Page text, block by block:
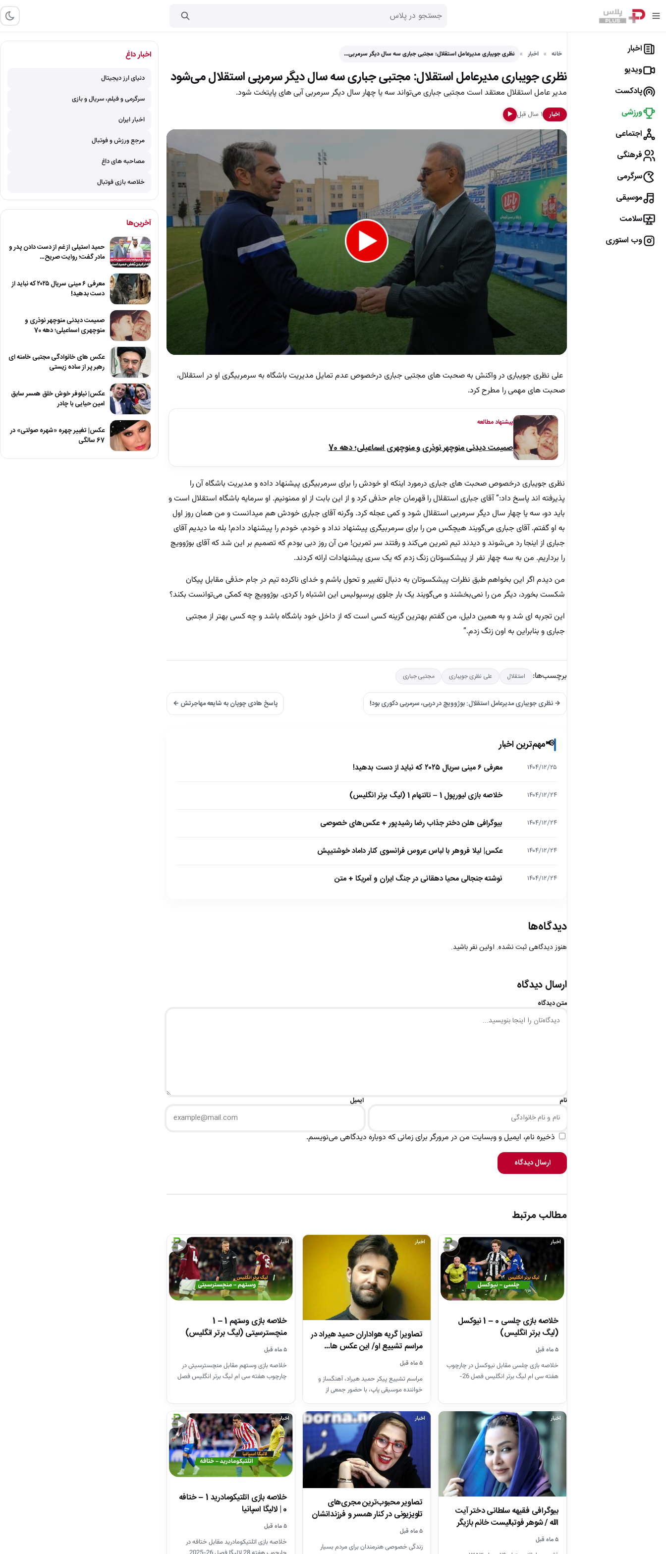
اخبار
ویدیو
پادکست
ورزشی
اجتماعی
فرهنگی
سرگرمی
موسیقی
سلامت
وب استوری
خانه اخبار نظری جویباری مدیرعامل استقلال: مجتبی جباری سه سال دیگر سرمربی…
نظری جویباری مدیرعامل استقلال: مجتبی جباری سه سال دیگر سرمربی استقلال می‌شود
مدیر عامل استقلال معتقد است مجتبی جباری می‌تواند سه یا چهار سال دیگر سرمربی آبی های پایتخت شود.
اخبار ۱ سال قبل ▶
secondsVolume
90%
علی نظری جویباری در واکنش به صحبت های مجتبی جباری درخصوص عدم تمایل مدیریت باشگاه به سرمربیگری او در استقلال،
صحبت های مهمی را مطرح کرد.
پیشنهاد مطالعه
صمیمت دیدنی منوچهر نوذری و منوچهری اسماعیلی؛ دهه 70
نظری جویباری درخصوص صحبت های جباری درمورد اینکه او خودش را برای سرمربیگری پیشنهاد داده و مدیریت باشگاه آن را
پذیرفته اند پاسخ داد:” آقای جباری استقلال را قهرمان جام حذفی کرد و از این بابت از او ممنونیم. او سرمایه باشگاه استقلال است و
باید دو، سه یا چهار سال دیگر سرمربی استقلال شود و کمی عجله کرد‌. وگرنه آقای جباری خودش هم میدانست و من همان روز اول
به او گفتم. آقای جباری می‌گویند هیچکس من را برای سرمربیگری پیشنهاد نداد و خودم، خودم را پیشنهاد دادم! بله ما دیدیم آقای
جباری از اینجا رد می‌شوند و دیدند تیم تمرین می‌کند و رفتند سر تمرین! من آن روز دبی بودم که تصمیم بر این شد که آقای بوژوویچ
را برداریم. من به سه چهار نفر از پیشکسوتان زنگ زدم که یک سری پیشنهادات ارائه کردند.
من دیدم اگر این بخواهم طبق نظرات پیشکسوتان به دنبال تغییر و تحول باشم و خدای ناکرده تیم در جام حذفی مقابل پیکان
شکست بخورد، دیگر من را نمی‌بخشند و می‌گویند یک بار جلوی پرسپولیس این اشتباه را کردی. بوژوویچ چه کمکی می‌توانست بکند؟
این تجربه ای شد و به همین دلیل، من گفتم بهترین گزینه کسی است که از داخل خود باشگاه باشد و چه کسی بهتر از مجتبی
جباری و بنابراین به اون زنگ زدم.”
برچسب‌ها: استقلال علی نظری جویباری مجتبی جباری
→ نظری جویباری مدیرعامل استقلال: بوژوویچ در دربی، سرمربی دکوری بود! پاسخ هادی چوپان به شایعه مهاجرتش ←
📢مهم‌ترین اخبار
۱۴۰۴/۱۲/۲۵ معرفی ۶ مینی سریال ۲۰۲۵ که نباید از دست بدهید!
۱۴۰۴/۱۲/۲۴ خلاصه بازی لیورپول 1 – تاتنهام 1 (لیگ برتر انگلیس)
۱۴۰۴/۱۲/۲۴ بیوگرافی هلن دختر جذاب رضا رشیدپور + عکس‌های خصوصی
۱۴۰۴/۱۲/۲۴ عکس| لیلا فروهر با لباس عروس فرانسوی کنار داماد خوشتیپش
۱۴۰۴/۱۲/۲۴ نوشته جنجالی محیا دهقانی در جنگ ایران و آمریکا + متن
دیدگاه‌ها
هنوز دیدگاهی ثبت نشده. اولین نفر باشید.
ارسال دیدگاه
متن دیدگاه
نام ایمیل
ذخیره نام، ایمیل و وبسایت من در مرورگر برای زمانی که دوباره دیدگاهی می‌نویسم.
ارسال دیدگاه
مطالب مرتبط
▶
اخبار
خلاصه بازی چلسی 0 – 1 نیوکسل
(لیگ برتر انگلیس)
۵ ماه قبل
خلاصه بازی چلسی مقابل نیوکسل در چارچوب
هفته سی ام لیگ برتر انگلیس فصل 26-
اخبار
تصاویر| گریه هواداران حمید هیراد در
مراسم تشییع او/ این عکس ها…
۵ ماه قبل
مراسم تشییع پیکر حمید هیراد، آهنگساز و
خواننده موسیقی پاپ، با حضور جمعی از
▶
اخبار
خلاصه بازی وستهم 1 – 1
منچسترسیتی (لیگ برتر انگلیس)
۵ ماه قبل
خلاصه بازی وستهم مقابل منچسترسیتی در
چارچوب هفته سی ام لیگ برتر انگلیس فصل
اخبار
بیوگرافی فقیهه سلطانی دختر آیت
الله / شوهر فوتبالیست خانم بازیگر
را…
۵ ماه قبل
اخبار
تصاویر محبوب‌ترین مجری‌های
تلویزیونی در کنار همسر و فرزندانشان
+ بیوگرافی
۵ ماه قبل
زندگی خصوصی هنرمندان برای مردم بسیار
▶
اخبار
خلاصه بازی اتلتیکومادرید 1 – ختافه
0 | لالیگا اسپانیا
۵ ماه قبل
خلاصه بازی اتلتیکومادرید مقابل ختافه در
اخبار داغ
دنیای ارز دیجیتال
سرگرمی و فیلم، سریال و بازی
اخبار ایران
مرجع ورزش و فوتبال
مصاحبه های داغ
خلاصه بازی فوتبال
آخرین‌ها
حمید استیلی از غم از دست دادن پدر و
مادر گفت؛ روایت صریح…
معرفی ۶ مینی سریال ۲۰۲۵ که نباید از
دست بدهید!
صمیمت دیدنی منوچهر نوذری و
منوچهری اسماعیلی؛ دهه 70
عکس های خانوادگی مجتبی خامنه ای
رهبر پر از ساده زیستی
عکس| نیلوفر خوش خلق همسر سابق
امین حیایی با چادر
عکس| تغییر چهره «شهره صولتی» در
67 سالگی